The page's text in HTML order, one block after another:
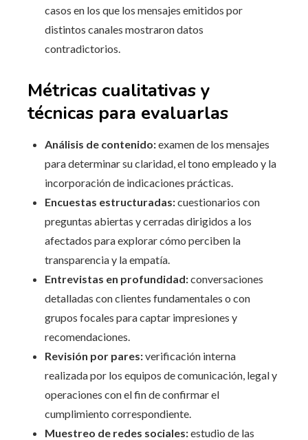
casos en los que los mensajes emitidos por
distintos canales mostraron datos
contradictorios.
Métricas cualitativas y
técnicas para evaluarlas
Análisis de contenido:examen de los mensajes
para determinar su claridad, el tono empleado y la
incorporación de indicaciones prácticas.
Encuestas estructuradas:cuestionarios con
preguntas abiertas y cerradas dirigidos a los
afectados para explorar cómo perciben la
transparencia y la empatía.
Entrevistas en profundidad:conversaciones
detalladas con clientes fundamentales o con
grupos focales para captar impresiones y
recomendaciones.
Revisión por pares:verificación interna
realizada por los equipos de comunicación, legal y
operaciones con el fin de confirmar el
cumplimiento correspondiente.
Muestreo de redes sociales:estudio de las